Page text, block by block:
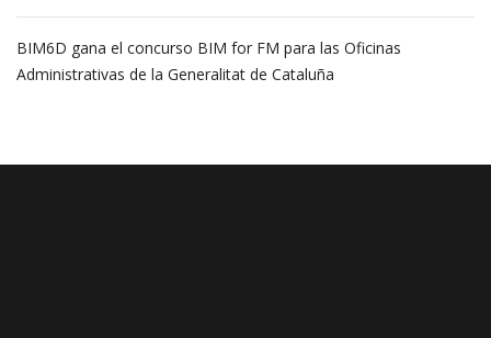
BIM6D gana el concurso BIM for FM para las Oficinas
Administrativas de la Generalitat de Cataluña